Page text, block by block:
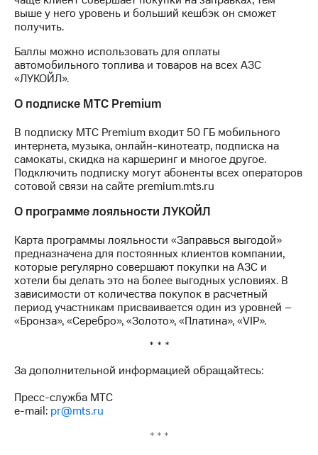
и
аудит
акций
Описание
приобретения
выкупа
акций
Дивиденды
Рынок
облигаций
Описание
Уведомление
о
погашении
именных
облигаций
Другое
развитие
этика
На главную
выше у него уровень и больший кешбэк он сможет
получить.
Баллы можно использовать для оплаты
автомобильного топлива и товаров на всех АЗС
«ЛУКОЙЛ».
О подписке МТС Premium
В подписку МТС Premium входит 50 ГБ мобильного
интернета, музыка, онлайн-кинотеатр, подписка на
самокаты, скидка на каршеринг и многое другое.
Подключить подписку могут абоненты всех операторов
сотовой связи на сайте premium.mts.ru
О программе лояльности ЛУКОЙЛ
Карта программы лояльности «Заправься выгодой»
предназначена для постоянных клиентов компании,
которые регулярно совершают покупки на АЗС и
хотели бы делать это на более выгодных условиях. В
зависимости от количества покупок в расчетный
период участникам присваивается один из уровней –
«Бронза», «Серебро», «Золото», «Платина», «VIP».
* * *
За дополнительной информацией обращайтесь:
Пресс-служба МТС
e-mail: pr@mts.ru
* * *